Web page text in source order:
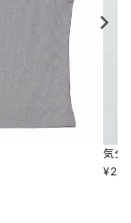
気分
¥